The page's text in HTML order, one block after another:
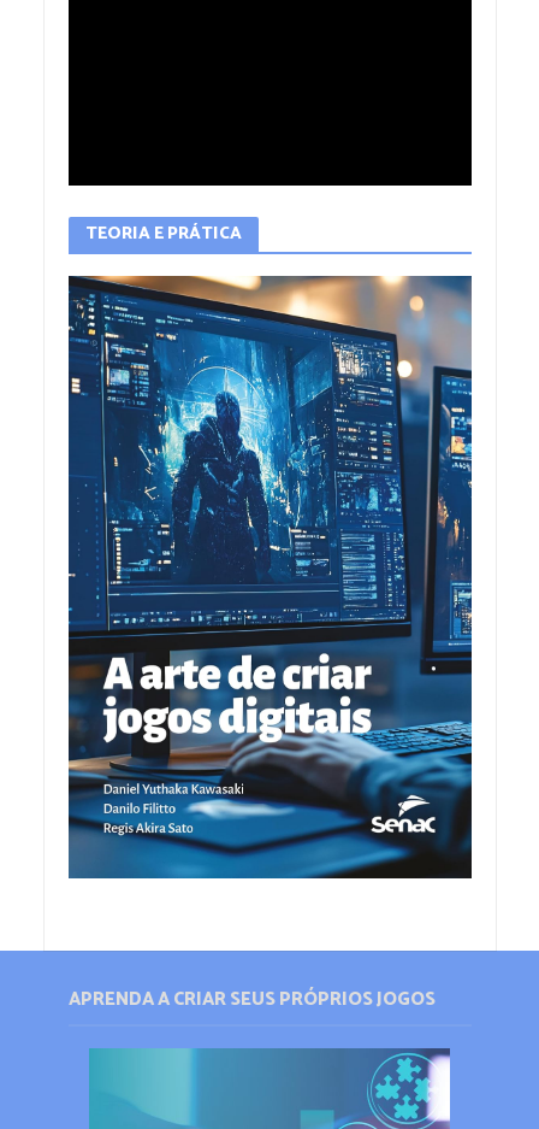
TEORIA E PRÁTICA
APRENDA A CRIAR SEUS PRÓPRIOS JOGOS